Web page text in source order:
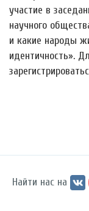
участие в
научного
и какие народы
идентичность».
Найти нас на